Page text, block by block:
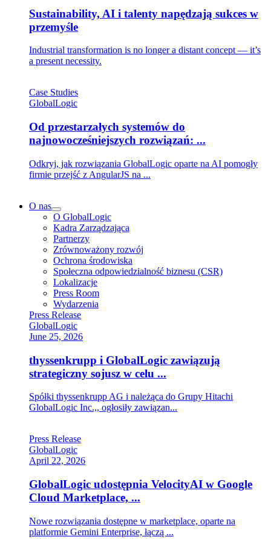
Sustainability, AI i talenty napędzają sukces w
przemyśle
Industrial transformation is no longer a distant concept — it’s
a present necessity.
Case Studies
GlobalLogic
Od przestarzałych systemów do
najnowocześniejszych rozwiązań: ...
Odkryj, jak rozwiązania GlobalLogic oparte na AI pomogły
firmie przejść z AngularJS na ...
O nas
O GlobalLogic
Kadra Zarządzająca
Partnerzy
Zrównoważony rozwój
Ochrona środowiska
Społeczna odpowiedzialność biznesu (CSR)
Lokalizacje
Press Room
Wydarzenia
Press Release
GlobalLogic
June 25, 2026
thyssenkrupp i GlobalLogic zawiązują
strategiczny sojusz w celu ...
Spółki thyssenkrupp AG i należąca do Grupy Hitachi
GlobalLogic Inc.,, ogłosiły zawiązan...
Press Release
GlobalLogic
April 22, 2026
GlobalLogic udostępnia VelocityAI w Google
Cloud Marketplace, ...
Nowe rozwiązania dostępne w marketplace, oparte na
platformie Gemini Enterprise, łączą ...